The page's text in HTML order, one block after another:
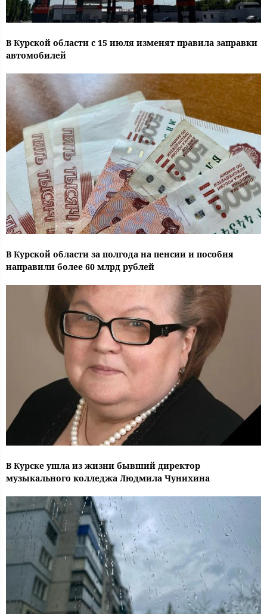
В Курской области с 15 июля изменят правила заправки
автомобилей
В Курской области за полгода на пенсии и пособия
направили более 60 млрд рублей
В Курске ушла из жизни бывший директор
музыкального колледжа Людмила Чунихина